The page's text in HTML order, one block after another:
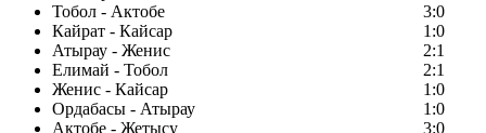
Тобол - Актобе
3:0
Кайрат - Кайсар
1:0
Атырау - Женис
2:1
Елимай - Тобол
2:1
Женис - Кайсар
1:0
Ордабасы - Атырау
1:0
Актобе - Жетысу
3:0